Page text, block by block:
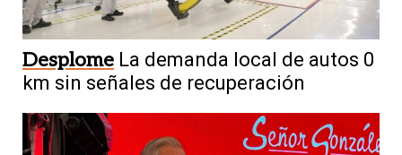
Desplome La demanda local de autos 0
km sin señales de recuperación